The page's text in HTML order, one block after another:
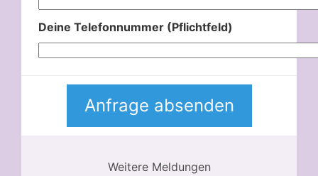
Deine Telefonnummer (Pflichtfeld)
Weitere Meldungen